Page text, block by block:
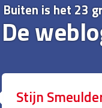
Buiten is het 23
De
Stijn